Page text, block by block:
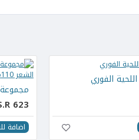
الفوري
623
اضافة